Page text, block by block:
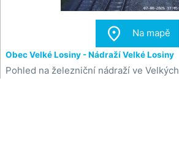
 Na mapě
Obec Velké Losiny - Nádraží Velké Losiny
Pohled na železniční nádraží ve